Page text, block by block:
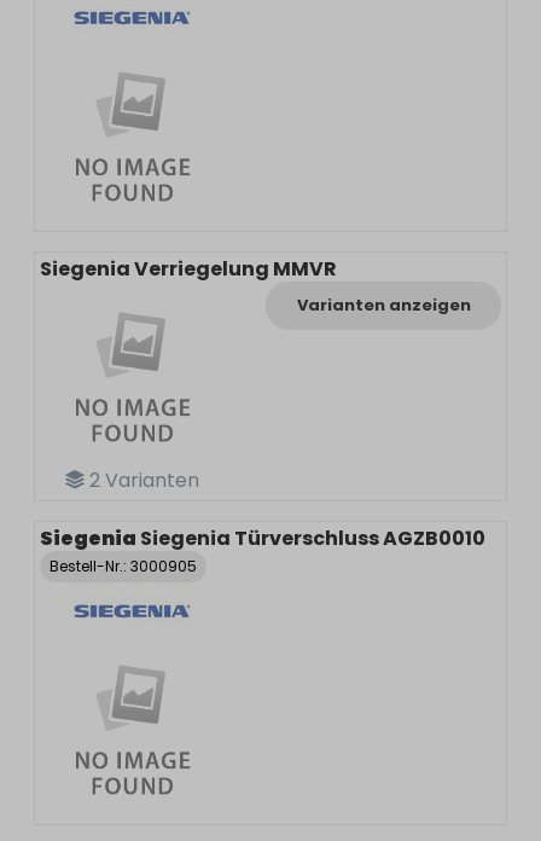
2Varianten
Siegenia Verriegelung MMVR
Varianten anzeigen
Siegenia Siegenia Türverschluss AGZB0010
Bestell-Nr.: 3000905